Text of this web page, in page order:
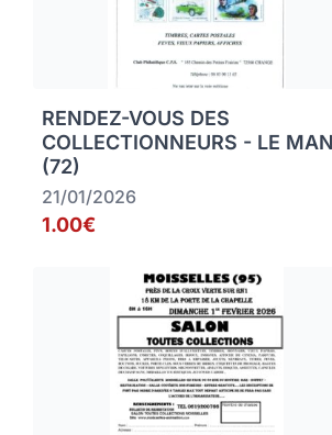
RENDEZ-VOUS DES
COLLECTIONNEURS - LE
(72)
21/01/2026
1.00€